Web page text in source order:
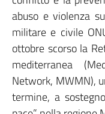
abuso e violenza
militare e civile
ottobre scorso la
mediterranea
Network, MWMN),
termine, a